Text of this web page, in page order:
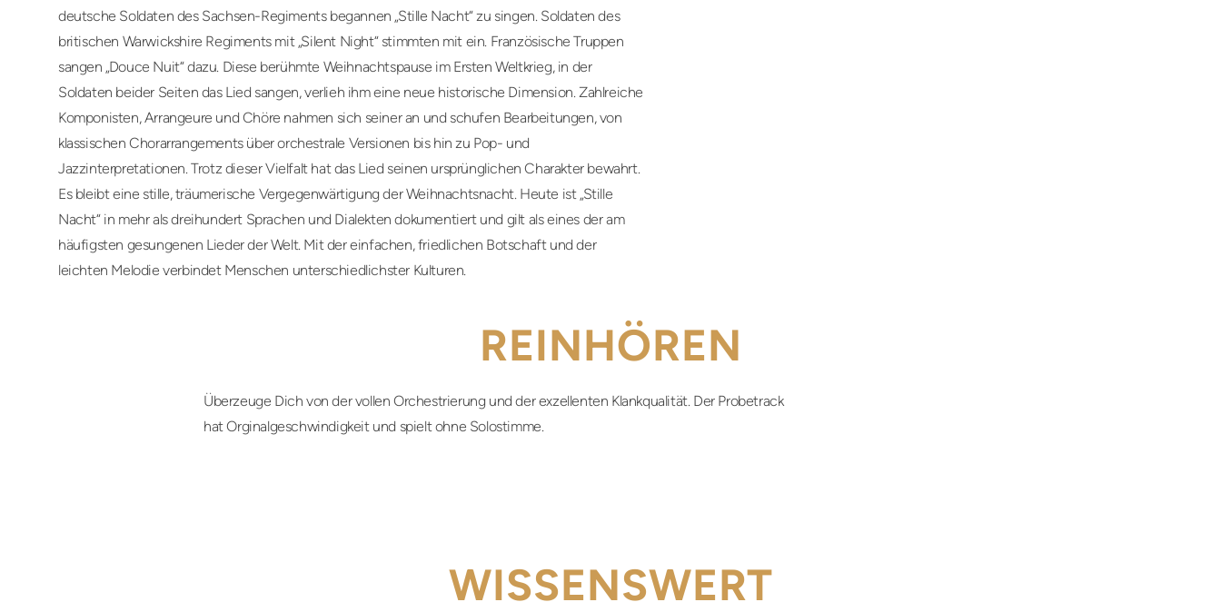
deutsche Soldaten des Sachsen-Regiments begannen „Stille Nacht“ zu singen. Soldaten des
britischen Warwickshire Regiments mit „Silent Night“ stimmten mit ein. Französische Truppen
sangen „Douce Nuit“ dazu. Diese berühmte Weihnachtspause im Ersten Weltkrieg, in der
Soldaten beider Seiten das Lied sangen, verlieh ihm eine neue historische Dimension. Zahlreiche
Komponisten, Arrangeure und Chöre nahmen sich seiner an und schufen Bearbeitungen, von
klassischen Chorarrangements über orchestrale Versionen bis hin zu Pop- und
Jazzinterpretationen. Trotz dieser Vielfalt hat das Lied seinen ursprünglichen Charakter bewahrt.
Es bleibt eine stille, träumerische Vergegenwärtigung der Weihnachtsnacht. Heute ist „Stille
Nacht“ in mehr als dreihundert Sprachen und Dialekten dokumentiert und gilt als eines der am
häufigsten gesungenen Lieder der Welt. Mit der einfachen, friedlichen Botschaft und der
leichten Melodie verbindet Menschen unterschiedlichster Kulturen.
REINHÖREN
Überzeuge Dich von der vollen Orchestrierung und der exzellenten Klankqualität. Der Probetrack
hat Orginalgeschwindigkeit und spielt ohne Solostimme.
WISSENSWERT